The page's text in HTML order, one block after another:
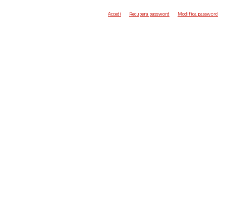
Accedi Recupera password Modifica password